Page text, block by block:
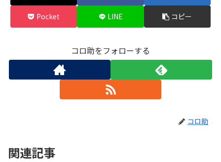
Pocket LINE コピー
コロ助をフォローする
コロ助
関連記事